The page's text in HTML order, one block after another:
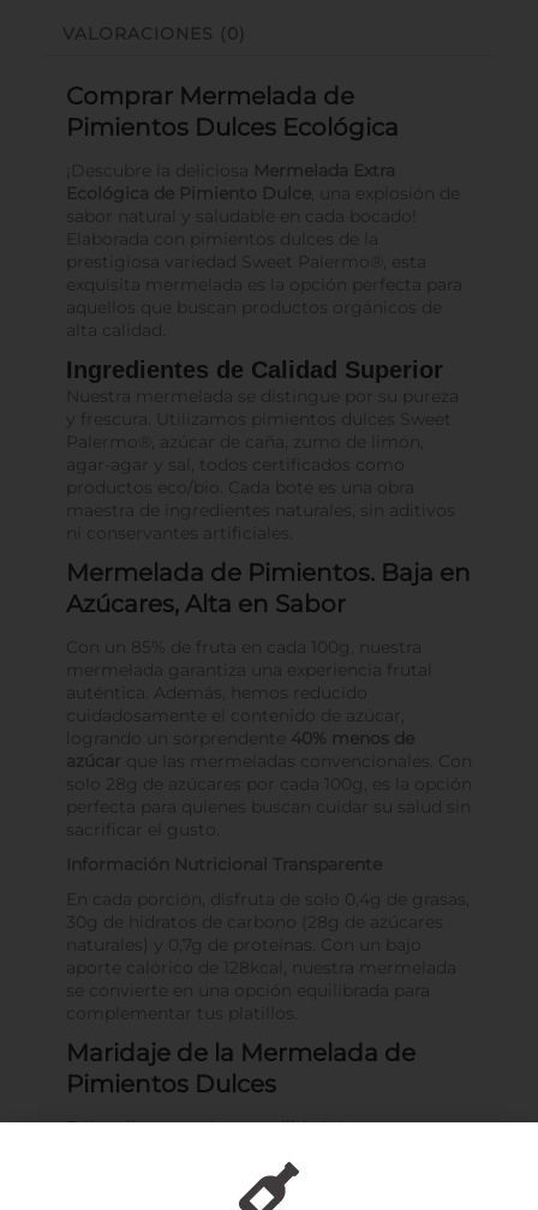
VALORACIONES (0)
Comprar Mermelada de
Pimientos Dulces Ecológica
¡Descubre la deliciosa Mermelada Extra
Ecológica de Pimiento Dulce, una explosión de
sabor natural y saludable en cada bocado!
Elaborada con pimientos dulces de la
prestigiosa variedad Sweet Palermo®, esta
exquisita mermelada es la opción perfecta para
aquellos que buscan productos orgánicos de
alta calidad.
Ingredientes de Calidad Superior
Nuestra mermelada se distingue por su pureza
y frescura. Utilizamos pimientos dulces Sweet
Palermo®, azúcar de caña, zumo de limón,
agar-agar y sal, todos certificados como
productos eco/bio. Cada bote es una obra
maestra de ingredientes naturales, sin aditivos
ni conservantes artificiales.
Mermelada de Pimientos. Baja en
Azúcares, Alta en Sabor
Con un 85% de fruta en cada 100g, nuestra
mermelada garantiza una experiencia frutal
auténtica. Además, hemos reducido
cuidadosamente el contenido de azúcar,
logrando un sorprendente 40% menos de
azúcar
que las mermeladas convencionales. Con
solo 28g de azúcares por cada 100g, es la opción
perfecta para quienes buscan cuidar su salud sin
sacrificar el gusto.
Información Nutricional Transparente
En cada porción, disfruta de solo 0,4g de grasas,
30g de hidratos de carbono (28g de azúcares
naturales) y 0,7g de proteínas. Con un bajo
aporte calórico de 128kcal, nuestra mermelada
se convierte en una opción equilibrada para
complementar tus platillos.
Maridaje de la Mermelada de
Pimientos Dulces
Déjate llevar por la versatilidad de nuestra
eleva el sabor de tus ensaladas, dale un toque
especial a tus platos de pasta o crea irresistibles